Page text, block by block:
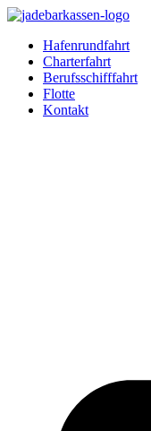
Zum
springenHafenrundfahrt
Charterfahrt
Berufsschifffahrt
Flotte
Kontakt